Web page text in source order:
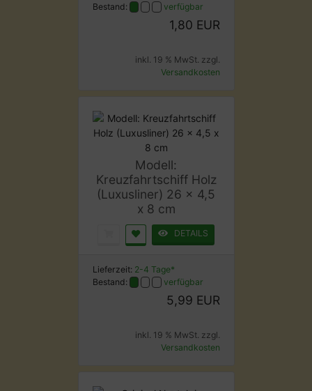
Bestand:
verfügbar
1,80 EUR
inkl. 19 % MwSt. zzgl.
Versandkosten
Modell:
Kreuzfahrtschiff Holz
(Luxusliner) 26 x 4,5
x 8 cm
DETAILS
Lieferzeit: 2-4 Tage*
Bestand:
verfügbar
5,99 EUR
inkl. 19 % MwSt. zzgl.
Versandkosten